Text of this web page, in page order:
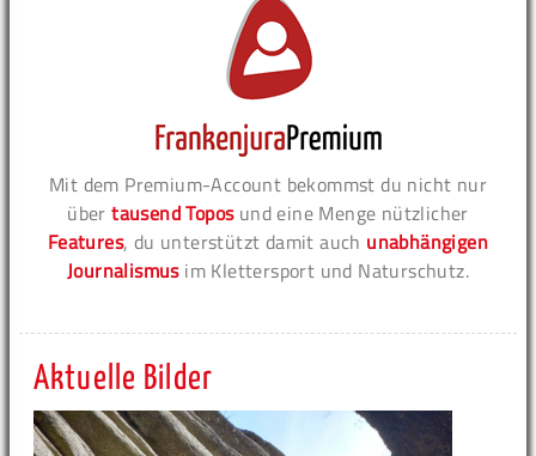
Mit dem Premium-Account bekommst du nicht nur
übertausend Toposund eine Menge nützlicher
Features, du unterstützt damit auch unabhängigen
Journalismusim Klettersport und Naturschutz.
Aktuelle Bilder